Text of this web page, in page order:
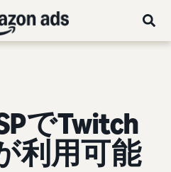
でTwitch
利用可能